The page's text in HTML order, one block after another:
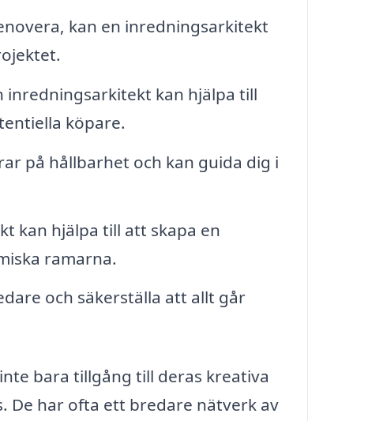
kan en inredningsarkitekt
inredningsarkitekt kan hjälpa till
köpare.
på hållbarhet och kan guida dig i
kan hjälpa till att skapa en
ramarna.
och säkerställa att allt går
bara tillgång till deras kreativa
De har ofta ett bredare nätverk av